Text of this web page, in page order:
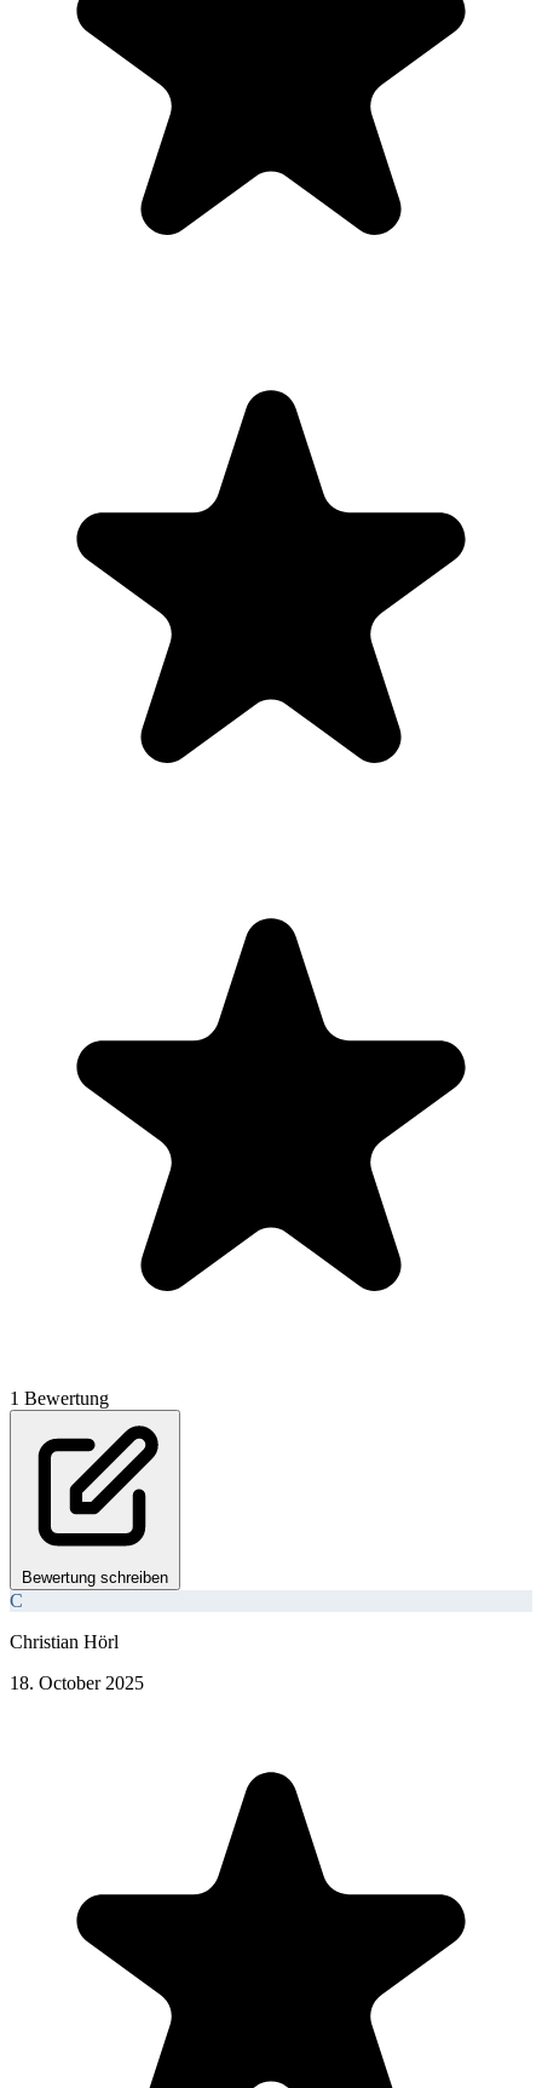
1 Bewertung
Bewertung schreiben
C
Christian Hörl
18. October 2025